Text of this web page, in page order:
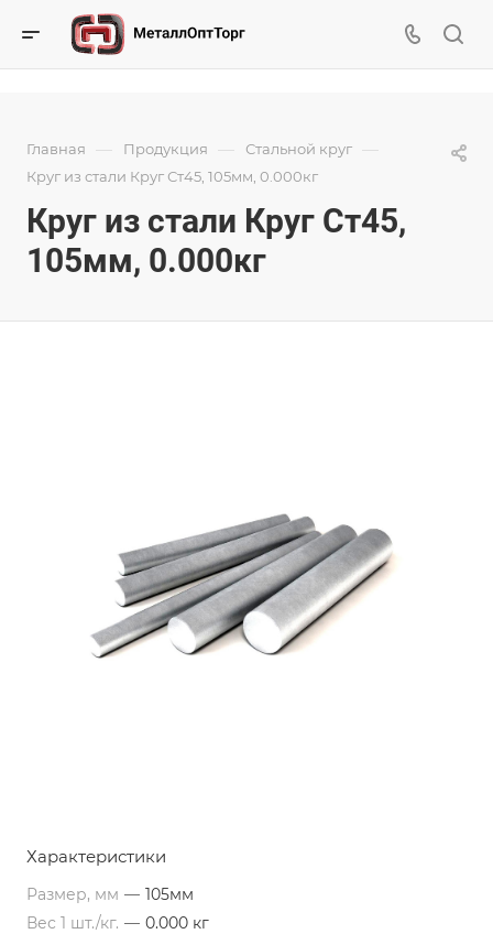
Главная — Продукция — Стальной круг —
Круг из стали Круг Ст45, 105мм, 0.000кг
Круг из стали Круг Ст45,
105мм, 0.000кг
Характеристики
Размер, мм — 105мм
Вес 1 шт./кг. — 0.000 кг